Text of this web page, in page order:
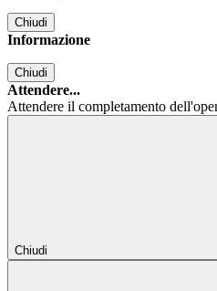
Chiudi
Informazione
Chiudi
Attendere...
Attendere il completamento
Chiudi